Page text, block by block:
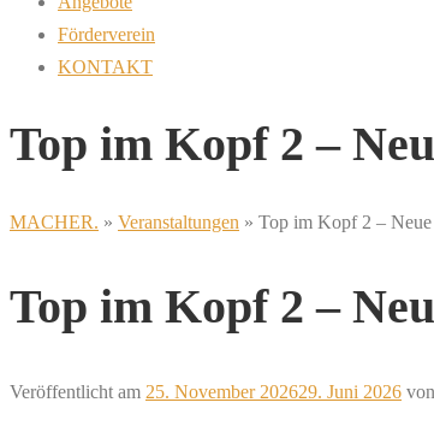
Förderverein
KONTAKT
Top im Kopf 2 –
MACHER. » Veranstaltungen » Top im Kopf 2 –
Top im Kopf 2 –
Veröffentlicht am 25. November 202629. Juni 2026 von